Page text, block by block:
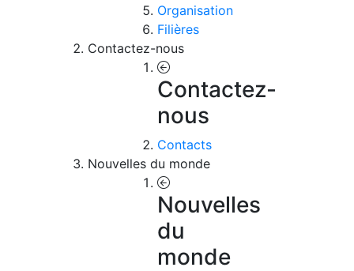
Organisation
Filières
Contactez-nous
Contactez-
nous
Contacts
Nouvelles du monde
Nouvelles
du
monde